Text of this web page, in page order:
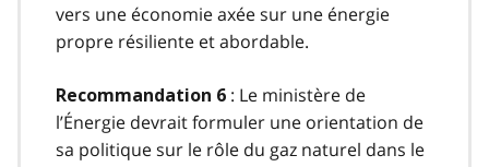
vers une économie axée sur une énergie
propre résiliente et abordable.
Recommandation 6 : Le ministère de
l’Énergie devrait formuler une orientation de
sa politique sur le rôle du gaz naturel dans le